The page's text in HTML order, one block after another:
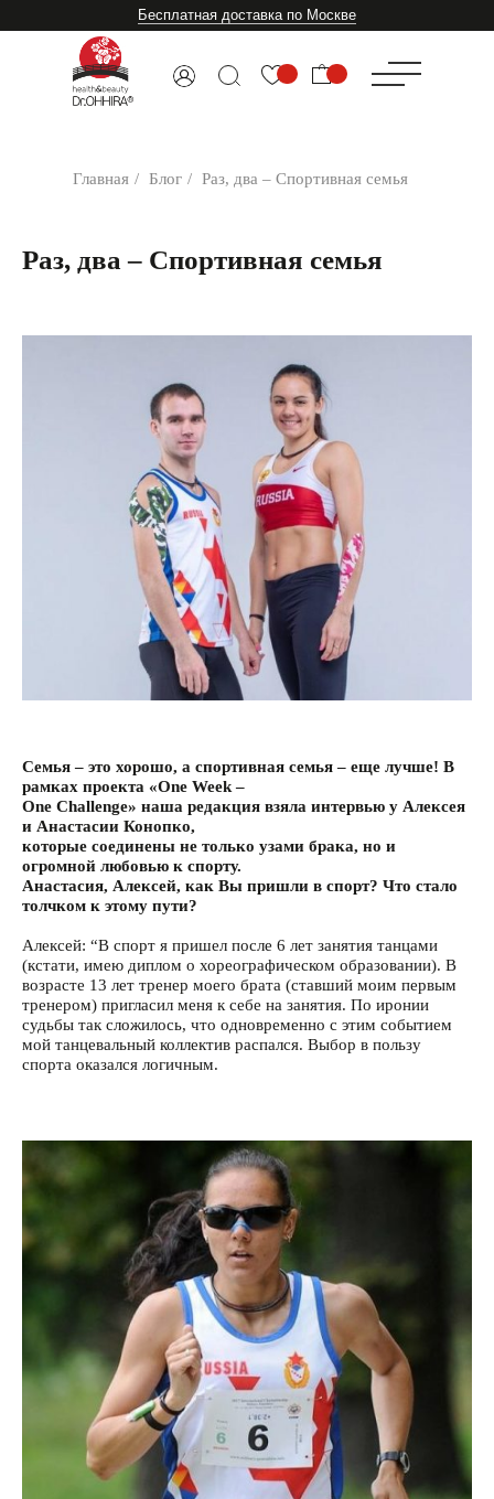
Бесплатная доставка по Москве
Главная / Блог / Раз, два – Спортивная семья
Раз, два – Спортивная семья
Семья – это хорошо, а спортивная семья – еще лучше! В
рамках проекта «One Week –
One Challenge» наша редакция взяла интервью у Алексея
и Анастасии Конопко,
которые соединены не только узами брака, но и
огромной любовью к спорту.
Анастасия, Алексей, как Вы пришли в спорт? Что стало
толчком к этому пути?
Алексей: “В спорт я пришел после 6 лет занятия танцами
(кстати, имею диплом о хореографическом образовании). В
возрасте 13 лет тренер моего брата (ставший моим первым
тренером) пригласил меня к себе на занятия. По иронии
судьбы так сложилось, что одновременно с этим событием
мой танцевальный коллектив распался. Выбор в пользу
спорта оказался логичным.